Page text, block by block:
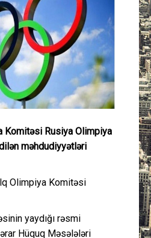
Müsahibə
İdman
Layihə
Gündəm
Cəmiyyət
Komitəsi Rusiya Olimpiya
məhdudiyyətləri
Olimpiya Komitəsi
yaydığı rəsmi
Hüquq Məsələləri